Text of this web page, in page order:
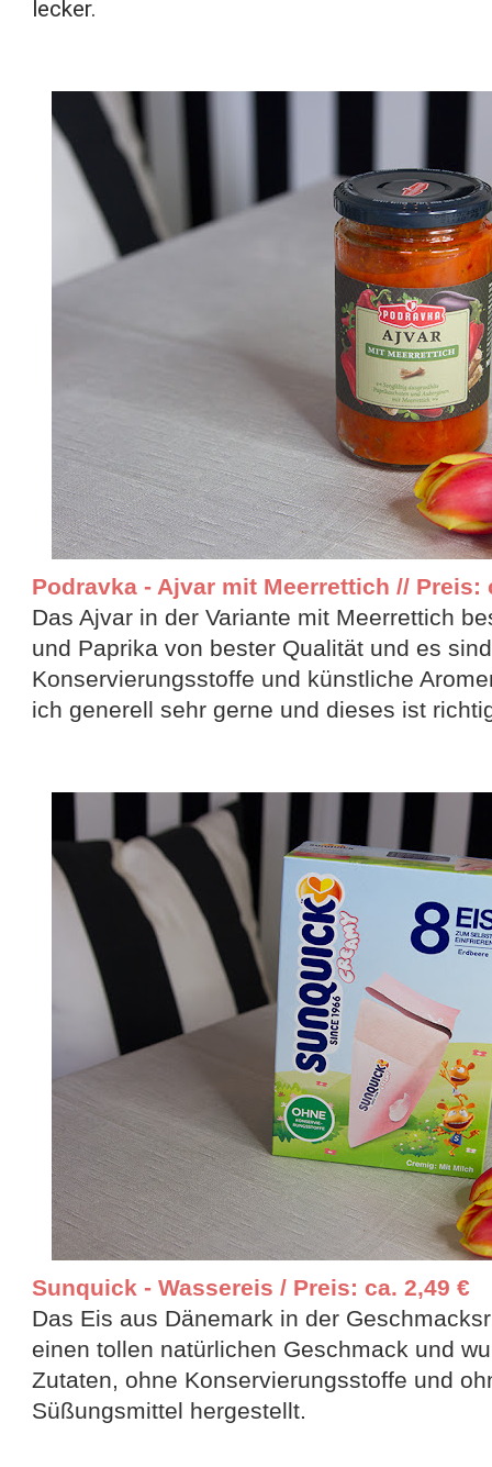
lecker.
Podravka - Ajvar mit Meerrettich // Preis:
Das Ajvar in der Variante mit Meerrettich
und Paprika von bester Qualität und es
Konservierungsstoffe und künstliche
ich generell sehr gerne und dieses ist
Sunquick - Wassereis / Preis: ca. 2,49 €
Das Eis aus Dänemark in der
einen tollen natürlichen Geschmack und
Zutaten, ohne Konservierungsstoffe und
Süßungsmittel hergestellt.